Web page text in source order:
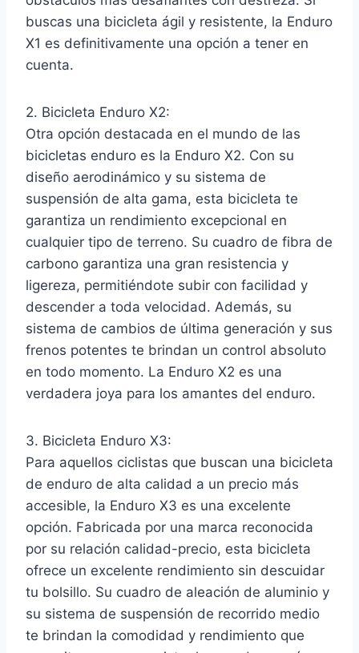
buscas una bicicleta ágil y resistente, la Enduro
X1 es definitivamente una opción a tener en
cuenta.
2. Bicicleta Enduro X2:
Otra opción destacada en el mundo de las
bicicletas enduro es la Enduro X2. Con su
diseño aerodinámico y su sistema de
suspensión de alta gama, esta bicicleta te
garantiza un rendimiento excepcional en
cualquier tipo de terreno. Su cuadro de fibra de
carbono garantiza una gran resistencia y
ligereza, permitiéndote subir con facilidad y
descender a toda velocidad. Además, su
sistema de cambios de última generación y sus
frenos potentes te brindan un control absoluto
en todo momento. La Enduro X2 es una
verdadera joya para los amantes del enduro.
3. Bicicleta Enduro X3:
Para aquellos ciclistas que buscan una bicicleta
de enduro de alta calidad a un precio más
accesible, la Enduro X3 es una excelente
opción. Fabricada por una marca reconocida
por su relación calidad-precio, esta bicicleta
ofrece un excelente rendimiento sin descuidar
tu bolsillo. Su cuadro de aleación de aluminio y
su sistema de suspensión de recorrido medio
te brindan la comodidad y rendimiento que